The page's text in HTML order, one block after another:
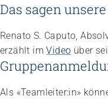
Das sagen
Renato S. Caputo,
erzählt imVideo über
Als «Teamleiter:in»